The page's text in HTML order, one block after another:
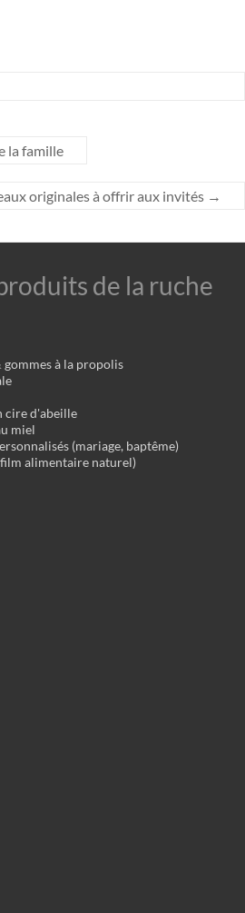
la famille
originales à offrir aux invités →
de la ruche
gommes à la propolis
cire d'abeille
miel
(mariage, baptême)
alimentaire naturel)